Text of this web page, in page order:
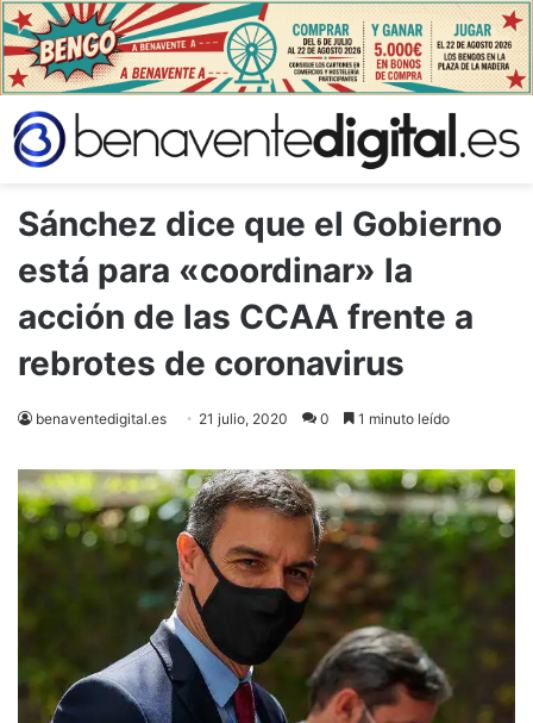
Sánchez dice que el Gobierno
está para «coordinar» la
acción de las CCAA frente a
rebrotes de coronavirus
benaventedigital.es 21 julio, 2020 0 1 minuto leído